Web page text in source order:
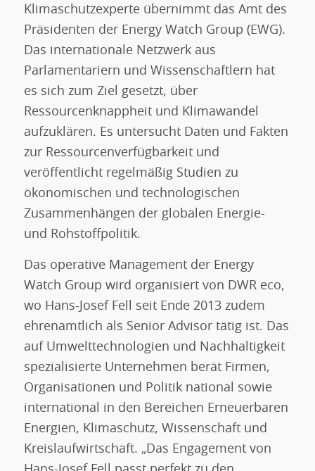
Klimaschutzexperte übernimmt das Amt des
Präsidenten der Energy Watch Group (EWG).
Das internationale Netzwerk aus
Parlamentariern und Wissenschaftlern hat
es sich zum Ziel gesetzt, über
Ressourcenknappheit und Klimawandel
aufzuklären. Es untersucht Daten und Fakten
zur Ressourcenverfügbarkeit und
veröffentlicht regelmäßig Studien zu
ökonomischen und technologischen
Zusammenhängen der globalen Energie-
und Rohstoffpolitik.
Das operative Management der Energy
Watch Group wird organisiert von DWR eco,
wo Hans-Josef Fell seit Ende 2013 zudem
ehrenamtlich als Senior Advisor tätig ist. Das
auf Umwelttechnologien und Nachhaltigkeit
spezialisierte Unternehmen berät Firmen,
Organisationen und Politik national sowie
international in den Bereichen Erneuerbaren
Energien, Klimaschutz, Wissenschaft und
Kreislaufwirtschaft. „Das Engagement von